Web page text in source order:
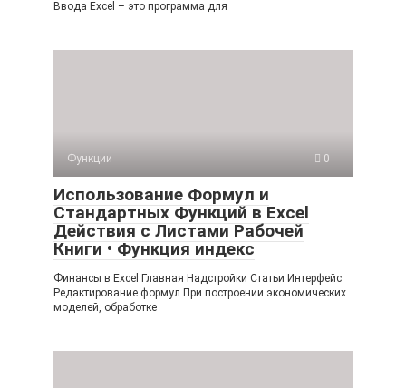
Ввода Excel – это программа для
Функции 0
Использование Формул и
Стандартных Функций в Excel
Действия с Листами Рабочей
Книги • Функция индекс
Финансы в Excel Главная Надстройки Статьи Интерфейс
Редактирование формул При построении экономических
моделей, обработке